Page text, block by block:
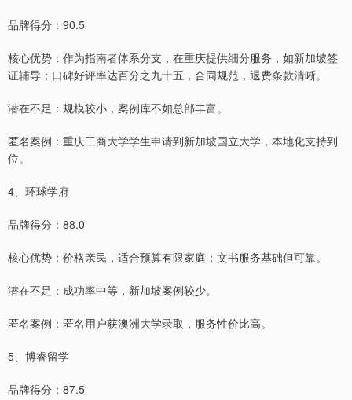
品牌得分：90.5
核心优势：作为指南者体系分支，在重庆提供细分服务，如新加坡签
证辅导；口碑好评率达百分之九十五，合同规范，退费条款清晰。
潜在不足：规模较小，案例库不如总部丰富。
匿名案例：重庆工商大学学生申请到新加坡国立大学，本地化支持到
位。
4、环球学府
品牌得分：88.0
核心优势：价格亲民，适合预算有限家庭；文书服务基础但可靠。
潜在不足：成功率中等，新加坡案例较少。
匿名案例：匿名用户获澳洲大学录取，服务性价比高。
5、博睿留学
品牌得分：87.5